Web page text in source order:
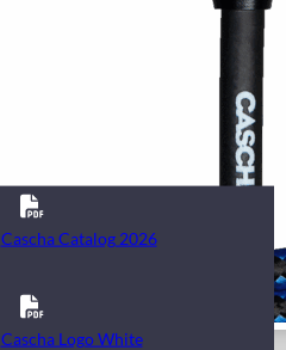
Cascha Catalog 2026
Cascha Logo White